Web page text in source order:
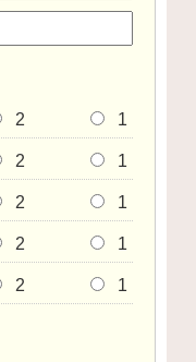
2 1
2 1
2 1
2 1
2 1